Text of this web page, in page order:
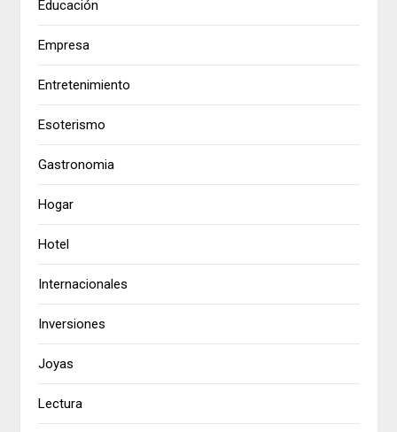
Educación
Empresa
Entretenimiento
Esoterismo
Gastronomia
Hogar
Hotel
Internacionales
Inversiones
Joyas
Lectura